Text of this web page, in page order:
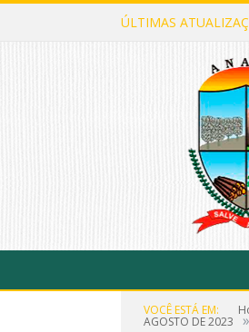
ÚLTIMAS
VOCÊ ESTÁ EM:
AGOSTO DE 2023 »